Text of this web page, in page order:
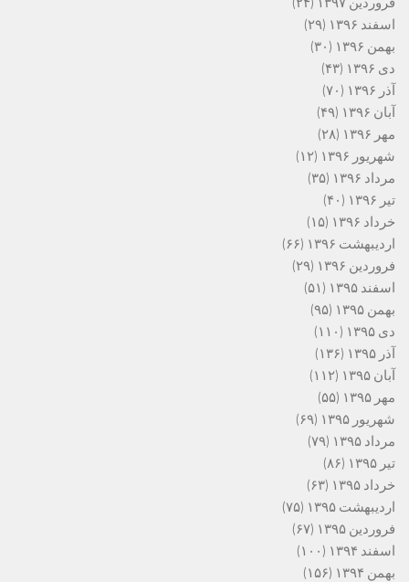
اسفند ۱۳۹۶
(۲۹)
بهمن ۱۳۹۶
(۳۰)
دی ۱۳۹۶
(۴۳)
آذر ۱۳۹۶
(۷۰)
آبان ۱۳۹۶
(۴۹)
مهر ۱۳۹۶
(۲۸)
شهریور ۱۳۹۶
(۱۲)
مرداد ۱۳۹۶
(۳۵)
تیر ۱۳۹۶
(۴۰)
خرداد ۱۳۹۶
(۱۵)
اردیبهشت ۱۳۹۶
(۶۶)
فروردین ۱۳۹۶
(۲۹)
اسفند ۱۳۹۵
(۵۱)
بهمن ۱۳۹۵
(۹۵)
دی ۱۳۹۵
(۱۱۰)
آذر ۱۳۹۵
(۱۳۶)
آبان ۱۳۹۵
(۱۱۲)
مهر ۱۳۹۵
(۵۵)
شهریور ۱۳۹۵
(۶۹)
مرداد ۱۳۹۵
(۷۹)
تیر ۱۳۹۵
(۸۶)
خرداد ۱۳۹۵
(۶۳)
اردیبهشت ۱۳۹۵
(۷۵)
فروردین ۱۳۹۵
(۶۷)
اسفند ۱۳۹۴
(۱۰۰)
بهمن ۱۳۹۴
(۱۵۶)